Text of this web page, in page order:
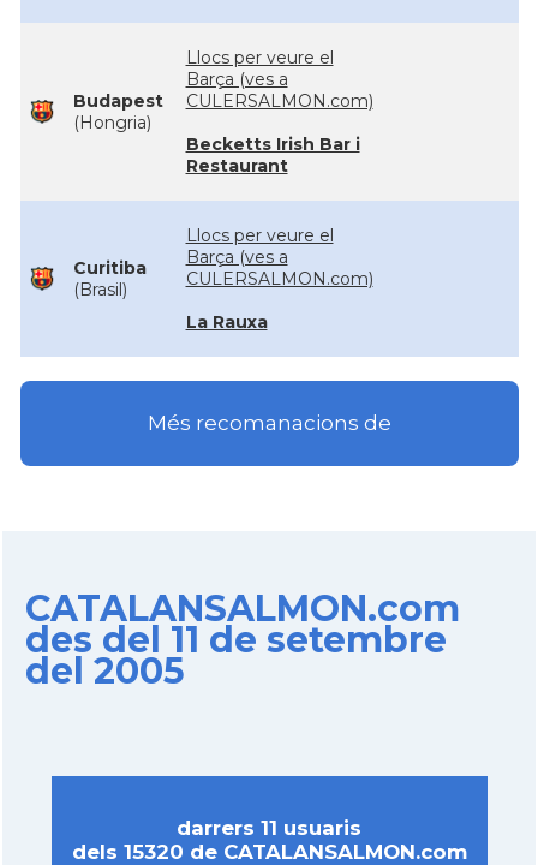
Budapest
(Hongria)
Llocs per veure el
Barça (ves a
CULERSALMON.com)
Becketts Irish Bar i
Restaurant
Curitiba
(Brasil)
Llocs per veure el
Barça (ves a
CULERSALMON.com)
La Rauxa
Més recomanacions de
CATALANSALMON.com
des del 11 de setembre
del 2005
darrers 11 usuaris
dels 15320 de CATALANSALMON.com